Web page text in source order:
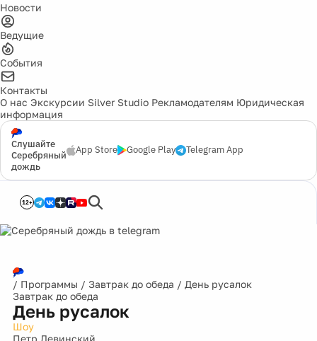
Новости
Ведущие
События
Контакты
О нас Экскурсии Silver Studio Рекламодателям Юридическая
информация
Слушайте
Серебряный
дождь
App Store Google Play Telegram App
12+
/ Программы / Завтрак до обеда / День русалок
Завтрак до обеда
День русалок
Шоу